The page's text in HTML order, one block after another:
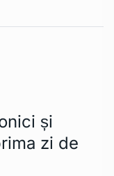
și
zi de